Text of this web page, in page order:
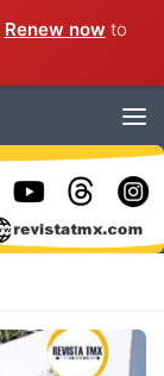
Renew now to